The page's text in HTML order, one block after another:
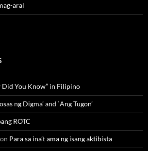
aral
Did You Know” in Filipino
ng Digma’ and `Ang Tugon’
ROTC
on Para sa ina’t ama ng isang aktibista